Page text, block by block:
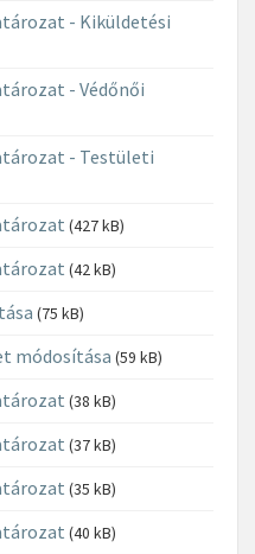
- Kiküldetési
- Védőnői
- Testületi
(427 kB)
(42 kB)
(75 kB)
módosítása (59 kB)
(38 kB)
(37 kB)
(35 kB)
(40 kB)